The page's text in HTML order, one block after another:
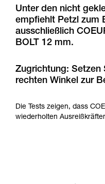
entsprechende
Training voraus.
einem Profi, ob
Vorgang alleine
verbundenen
noch andere
Unter den nicht
empfiehlt Petzl zum
ausschließlich
BOLT 12 mm.
Zugrichtung: Setzen
rechten Winkel zur
Die Tests zeigen, dass
wiederholten